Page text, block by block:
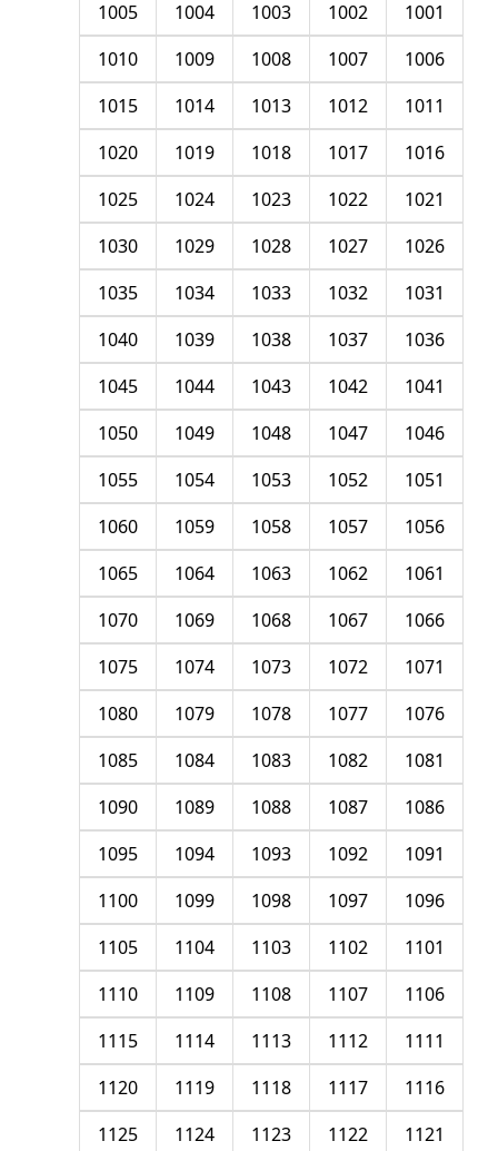
1001
1002
1003
1004
1005
1006
1007
1008
1009
1010
1011
1012
1013
1014
1015
1016
1017
1018
1019
1020
1021
1022
1023
1024
1025
1026
1027
1028
1029
1030
1031
1032
1033
1034
1035
1036
1037
1038
1039
1040
1041
1042
1043
1044
1045
1046
1047
1048
1049
1050
1051
1052
1053
1054
1055
1056
1057
1058
1059
1060
1061
1062
1063
1064
1065
1066
1067
1068
1069
1070
1071
1072
1073
1074
1075
1076
1077
1078
1079
1080
1081
1082
1083
1084
1085
1086
1087
1088
1089
1090
1091
1092
1093
1094
1095
1096
1097
1098
1099
1100
1101
1102
1103
1104
1105
1106
1107
1108
1109
1110
1111
1112
1113
1114
1115
1116
1117
1118
1119
1120
1121
1122
1123
1124
1125